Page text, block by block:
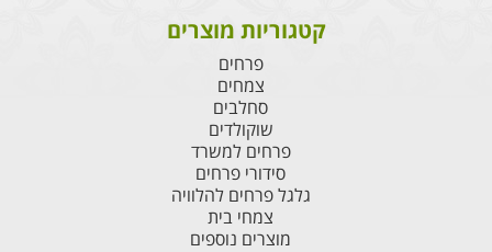
קטגוריות מוצרים
פרחים
צמחים
סחלבים
שוקולדים
פרחים למשרד
סידורי פרחים
גלגל פרחים להלוויה
צמחי בית
מוצרים נוספים